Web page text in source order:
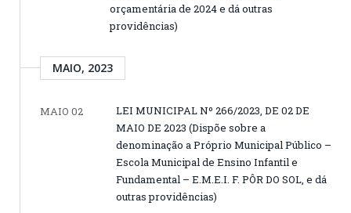
orçamentária de 2024 e dá outras
providências)
MAIO, 2023
MAIO 02
LEI MUNICIPAL Nº 266/2023, DE 02 DE
MAIO DE 2023 (Dispõe sobre a
denominação a Próprio Municipal Público –
Escola Municipal de Ensino Infantil e
Fundamental – E.M.E.I. F. PÔR DO SOL, e dá
outras providências)